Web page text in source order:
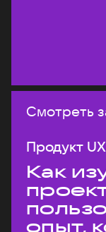
Смотреть
Продукт
Как
опыт,